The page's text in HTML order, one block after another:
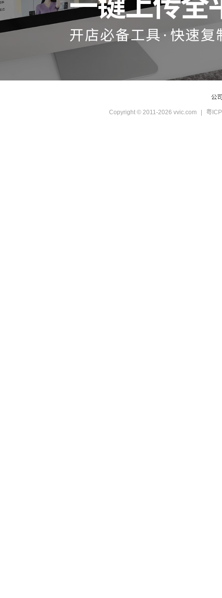
公
Copyright © 2011-2026 vvic.com 粤